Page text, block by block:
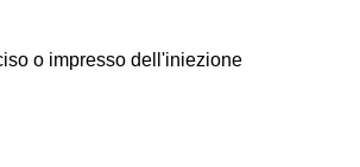
o impresso dell'iniezione